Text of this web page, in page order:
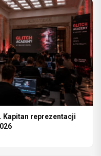
Kapitan reprezentacji